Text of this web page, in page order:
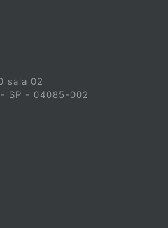
sala 02
SP - 04085-002